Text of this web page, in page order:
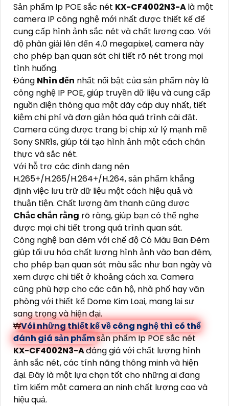
Sản phẩm Ip POE sắc nét KX-CF4002N3-Alà một
camera IP công nghệ mới nhất được thiết kế để
cung cấp hình ảnh sắc nét và chất lượng cao. Với
độ phân giải lên đến 4.0 megapixel, camera này
cho phép bạn quan sát chi tiết rõ nét trong mọi
tình huống.
Đáng Nhìn đến nhất nổi bật của sản phẩm này là
công nghệ IP POE, giúp truyền dữ liệu và cung cấp
nguồn điện thông qua một dây cáp duy nhất, tiết
kiệm chi phí và đơn giản hóa quá trình cài đặt.
Camera cũng được trang bị chip xử lý mạnh mẽ
Sony SNR1s, giúp tái tạo hình ảnh một cách chân
thực và sắc nét.
Với hỗ trợ các định dạng nén
H.265+/H.265/H.264+/H.264, sản phẩm khẳng
định việc lưu trữ dữ liệu một cách hiệu quả và
thuận tiện. Chất lượng âm thanh cũng được
Chắc chắn rằng rõ ràng, giúp bạn có thể nghe
được mọi chi tiết trong quá trình quan sát.
Công nghệ ban đêm với chế độ Có Màu Ban Đêm
giúp tối ưu hóa chất lượng hình ảnh vào ban đêm,
cho phép bạn quan sát màu sắc như ban ngày và
xem được chi tiết ở khoảng cách xa. Camera
cũng phù hợp cho các căn hộ, nhà phố hay văn
phòng với thiết kế Dome Kim Loại, mang lại sự
sang trọng và hiện đại.
₩Vói những thiết kế về công nghệ thì có thể
đánh giá sản phẩmsản phẩm Ip POE sắc nét
KX-CF4002N3-Ađáng giá với chất lượng hình
ảnh sắc nét, các tính năng thông minh và hiện
đại. Đây là một lựa chọn tốt cho những ai đang
tìm kiếm một camera an ninh chất lượng cao và
hiệu quả.